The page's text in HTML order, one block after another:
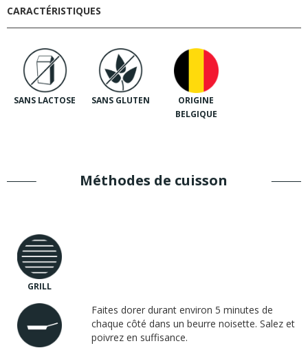
CARACTÉRISTIQUES
SANS LACTOSE SANS GLUTEN
ORIGINE
BELGIQUE
Méthodes de cuisson
GRILL
Faites dorer durant environ 5 minutes de
chaque côté dans un beurre noisette. Salez et
poivrez en suffisance.